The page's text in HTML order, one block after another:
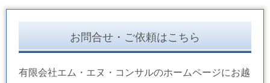
お問合せ・ご依頼はこちら
有限会社エム・エヌ・コンサルのホームページにお越